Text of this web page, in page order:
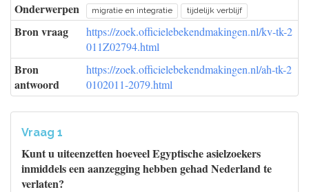
Onderwerpen
migratie en integratie tijdelijk verblijf
Bron vraag
https://zoek.officielebekendmakingen.nl/kv-tk-2
011Z02794.html
Bron
antwoord
https://zoek.officielebekendmakingen.nl/ah-tk-2
0102011-2079.html
Vraag 1
Kunt u uiteenzetten hoeveel Egyptische asielzoekers
inmiddels een aanzegging hebben gehad Nederland te
verlaten?